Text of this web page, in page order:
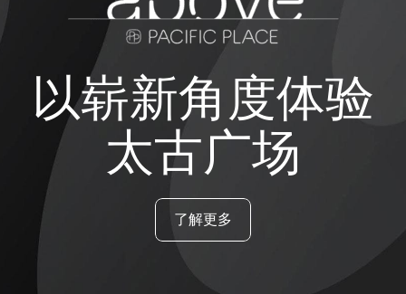
以崭新角度体验
太古广场
了解更多